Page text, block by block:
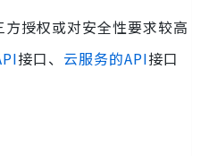
授权或对安全性要求较高
接口、 云服务的API接口